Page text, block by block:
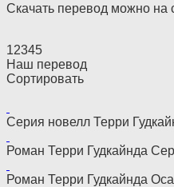
Скачать перевод можно на
12345
Наш перевод
Сортировать
Серия новелл Терри
Роман Терри Гудкайнда
Роман Терри Гудкайнда